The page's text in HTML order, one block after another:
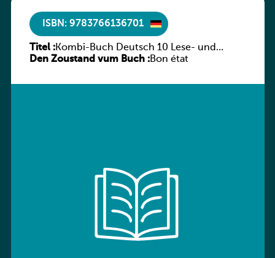
ISBN: 9783766136701
Titel :Kombi-Buch Deutsch 10 Lese- und
Sprachbuch
Den Zoustand vum Buch :Bon état